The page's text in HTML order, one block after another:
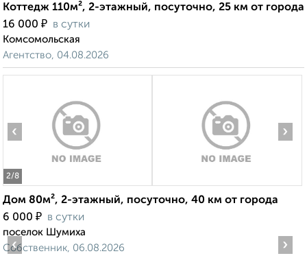
Коттедж 110м², 2-этажный, посуточно, 25 км от города
16 000 ₽ в сутки
Комсомольская
Агентство, 04.08.2026
2/8
‹ ›
Дом 80м², 2-этажный, посуточно, 40 км от города
6 000 ₽ в сутки
поселок Шумиха
Собственник, 06.08.2026
‹ ›